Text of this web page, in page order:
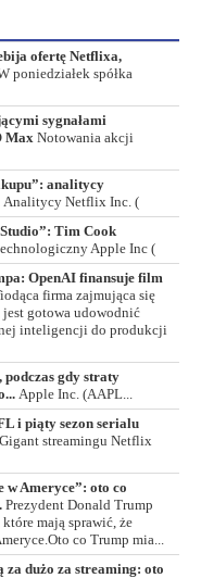
ofertę Netflixa,
poniedziałek spółka
sygnałami
Max Notowania akcji
analitycy
Analitycy Netflix Inc. (
Tim Cook
Apple Inc (
OpenAI finansuje film
firma zajmująca się
gotowa udowodnić
inteligencji do produkcji
podczas gdy straty
Apple Inc. (AAPL...
i piąty sezon serialu
Gigant streamingu Netflix
w Ameryce”: oto co
Prezydent Donald Trump
mają sprawić, że
co Trump mia...
za dużo za streaming: oto